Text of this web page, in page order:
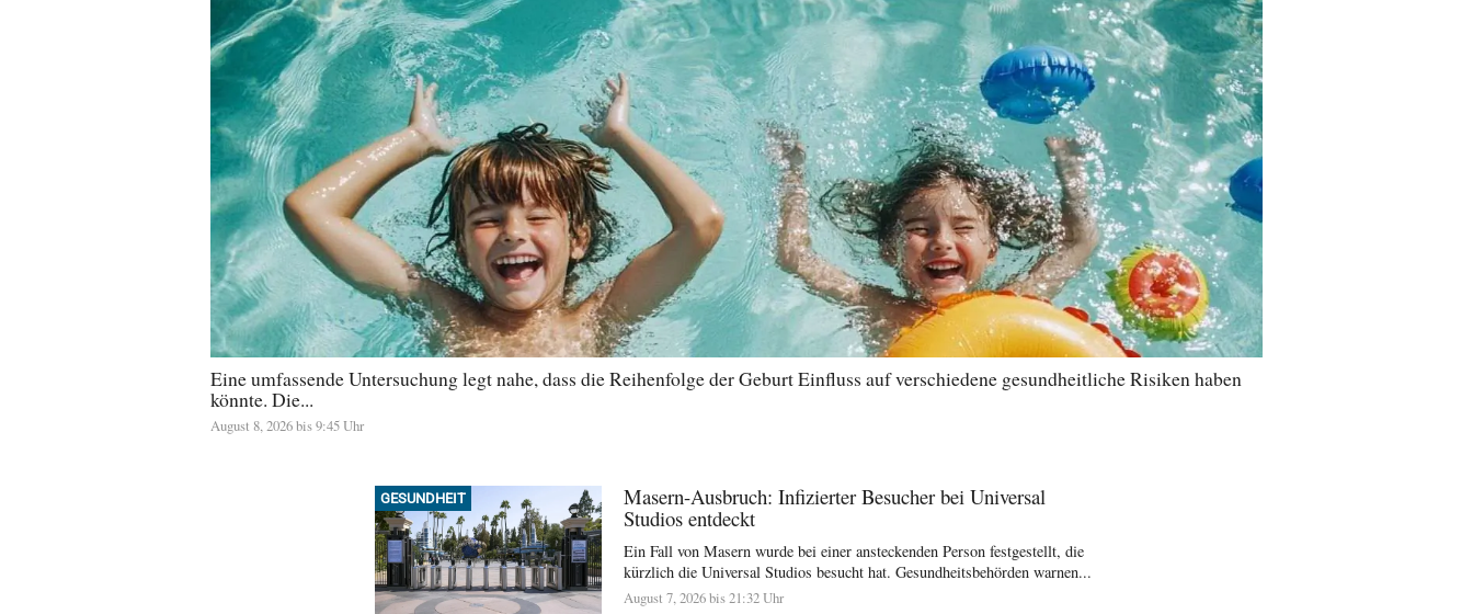
Eine umfassende Untersuchung legt nahe, dass die Reihenfolge der Geburt Einfluss auf verschiedene gesundheitliche Risiken haben
könnte. Die...
August 8, 2026 bis 9:45 Uhr
GESUNDHEIT
Masern-Ausbruch: Infizierter Besucher bei Universal
Studios entdeckt
Ein Fall von Masern wurde bei einer ansteckenden Person festgestellt, die
kürzlich die Universal Studios besucht hat. Gesundheitsbehörden warnen...
August 7, 2026 bis 21:32 Uhr